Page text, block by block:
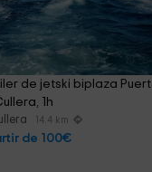
de jetski biplaza
1h
14.4 km
de 100€